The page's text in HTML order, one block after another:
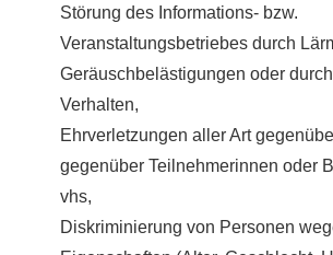
Störung des Informations- bzw.
Veranstaltungsbetriebes durch
Geräuschbelästigungen oder
Verhalten,
Ehrverletzungen aller Art
gegenüber Teilnehmerinnen oder
vhs,
Diskriminierung von Personen